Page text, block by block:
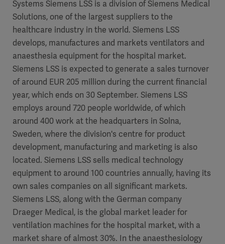
Systems Siemens LSS is a division of Siemens Medical
Solutions, one of the largest suppliers to the
healthcare industry in the world. Siemens LSS
develops, manufactures and markets ventilators and
anaesthesia equipment for the hospital market.
Siemens LSS is expected to generate a sales turnover
of around EUR 205 million during the current financial
year, which ends on 30 September. Siemens LSS
employs around 720 people worldwide, of which
around 400 work at the headquarters in Solna,
Sweden, where the division's centre for product
development, manufacturing and marketing is also
located. Siemens LSS sells medical technology
equipment to around 100 countries annually, having its
own sales companies on all significant markets.
Siemens LSS, along with the German company
Draeger Medical, is the global market leader for
ventilation machines for the hospital market, with a
market share of almost 30%. In the anaesthesiology